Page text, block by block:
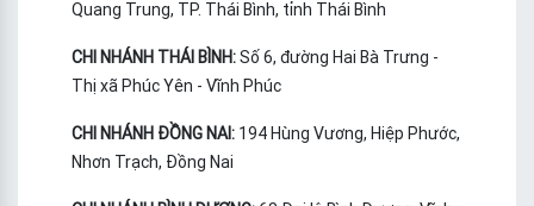
Quang Trung, TP. Thái Bình, tỉnh Thái Bình
CHI NHÁNH THÁI BÌNH:Số 6, đường Hai Bà Trưng -
Thị xã Phúc Yên - Vĩnh Phúc
CHI NHÁNH ĐỒNG NAI: 194 Hùng Vương, Hiệp Phước,
Nhơn Trạch, Đồng Nai